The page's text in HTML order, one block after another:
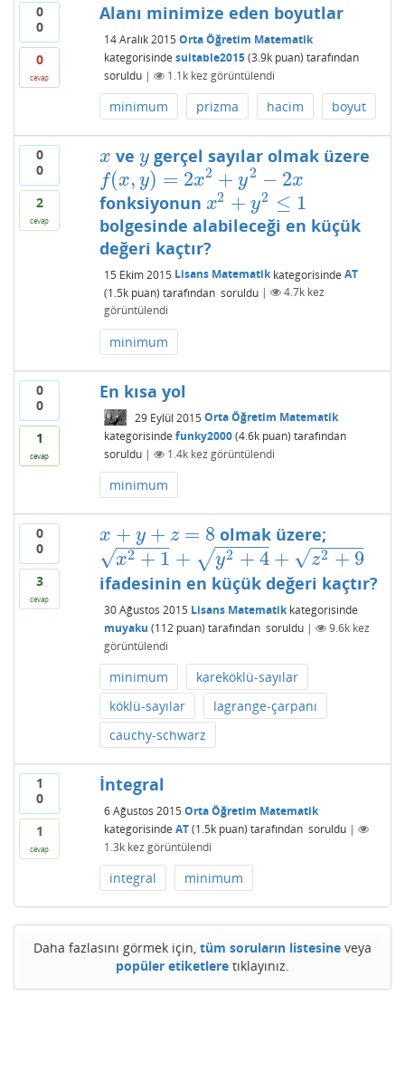
0
0
0
cevap
Alanı minimize eden boyutlar
14 Aralık 2015 Orta Öğretim Matematik
kategorisinde suitable2015 (3.9kpuan) tarafından
soruldu | 1.1kkez görüntülendi
minimum prizma hacim boyut
0
0
2
cevap
x
x ve y
ygerçel sayılar olmak üzere
f(x, y) = 2x2 + y2 − 2x
f(x,y)=2x 2+ y2−2 x
fonksiyonun x2 + y2 ≤ 1
x2+y2 ≤1
bolgesinde alabileceği en küçük
değeri kaçtır?
15 Ekim 2015 Lisans Matematikkategorisinde AT
(1.5kpuan) tarafından soruldu | 4.7kkez
görüntülendi
minimum
0
0
1
cevap
En kısa yol
29 Eylül 2015 Orta Öğretim Matematik
kategorisinde funky2000 (4.6kpuan) tarafından
soruldu | 1.4kkez görüntülendi
minimum
0
0
3
cevap
x + y + z = 8
x+ y+ z= 8 olmak üzere;
x2 + 1
− −
−−−
√ + y2 + 4
− −
−−−
√ + z2 + 9
− −
−−−
√
x2+1 +y2 + 4+z 2+9
ifadesinin en küçük değeri kaçtır?
30 Ağustos 2015 Lisans Matematikkategorisinde
muyaku (112puan) tarafından soruldu | 9.6kkez
görüntülendi
minimum
kareköklü-sayılar
köklü-sayılar
lagrange-çarpanı
cauchy-schwarz
1
0
1
cevap
İntegral
6 Ağustos 2015 Orta Öğretim Matematik
kategorisinde AT (1.5kpuan) tarafından soruldu |
1.3kkez görüntülendi
integral minimum
Daha fazlasını görmek için, tüm soruların listesine veya
popüler etiketlere tıklayınız.